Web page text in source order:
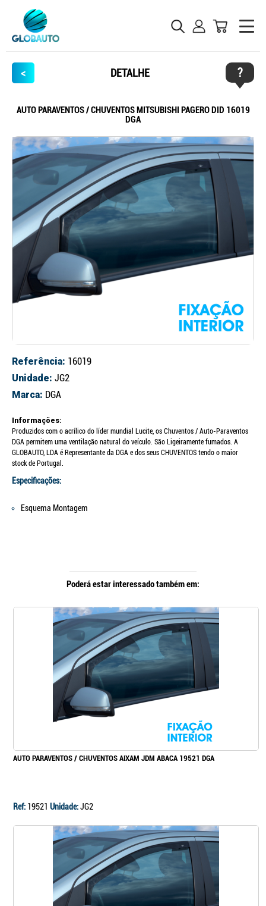
< DETALHE ?
AUTO PARAVENTOS / CHUVENTOS MITSUBISHI PAGERO DID 16019
DGA
Referência: 16019
Unidade: JG2
Marca: DGA
Informações:
Produzidos com o acrílico do líder mundial Lucite, os Chuventos / Auto-Paraventos
DGA permitem uma ventilação natural do veículo. São Ligeiramente fumados. A
GLOBAUTO, LDA é Representante da DGA e dos seus CHUVENTOS tendo o maior
stock de Portugal.
Especificações:
Esquema Montagem
Poderá estar interessado também em:
AUTO PARAVENTOS / CHUVENTOS AIXAM JDM ABACA 19521 DGA
Ref: 19521 Unidade:JG2